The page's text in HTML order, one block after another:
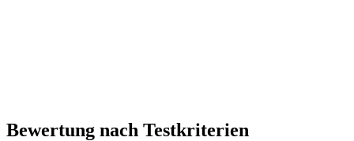
Bewertung nach Testkriterien